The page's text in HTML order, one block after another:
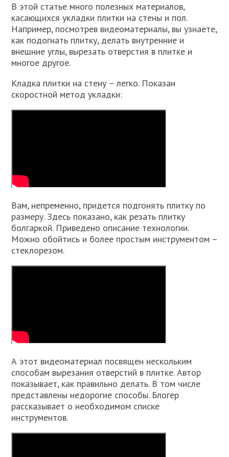
В этой статье много полезных материалов,
касающихся укладки плитки на стены и пол.
Например, посмотрев видеоматериалы, вы узнаете,
как подогнать плитку, делать внутренние и
внешние углы, вырезать отверстия в плитке и
многое другое.
Кладка плитки на стену – легко. Показан
скоростной метод укладки:
Вам, непременно, придется подгонять плитку по
размеру. Здесь показано, как резать плитку
болгаркой. Приведено описание технологии.
Можно обойтись и более простым инструментом –
стеклорезом.
А этот видеоматериал посвящен нескольким
способам вырезания отверстий в плитке. Автор
показывает, как правильно делать. В том числе
представлены недорогие способы. Блогер
рассказывает о необходимом списке
инструментов.